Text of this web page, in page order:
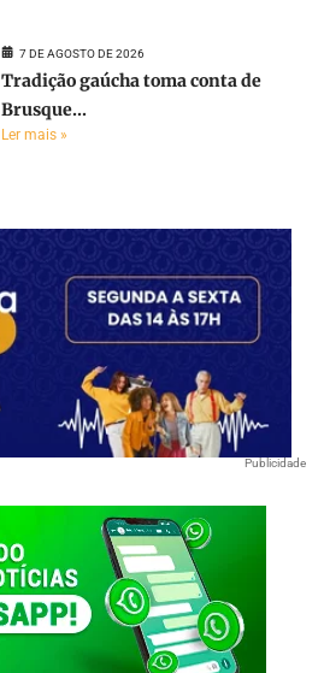
7 DE AGOSTO DE 2026
Tradição gaúcha toma conta de
Brusque...
Ler mais »
Publicidade